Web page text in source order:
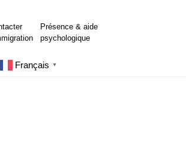
Présence & aide
psychologique
Français ▼